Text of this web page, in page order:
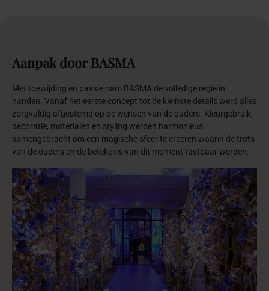
Aanpak door BASMA
Met toewijding en passie nam BASMA de volledige regie in
handen. Vanaf het eerste concept tot de kleinste details werd alles
zorgvuldig afgestemd op de wensen van de ouders. Kleurgebruik,
decoratie, materialen en styling werden harmonieus
samengebracht om een magische sfeer te creëren waarin de trots
van de ouders en de betekenis van dit moment tastbaar werden.